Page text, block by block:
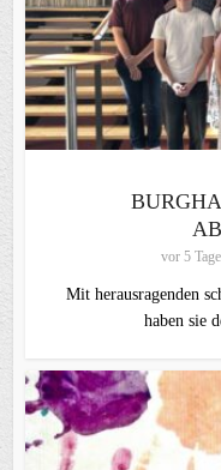
vor 5
Mit herausragenden
haben sie